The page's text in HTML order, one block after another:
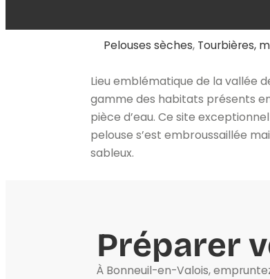
Pelouses sèches, Tourbières,
Lieu emblématique de la vallée
gamme des habitats présents
pièce d’eau. Ce site
pelouse s’est embroussaillée
sableux.
Préparer
À Bonneuil-en-Valois,